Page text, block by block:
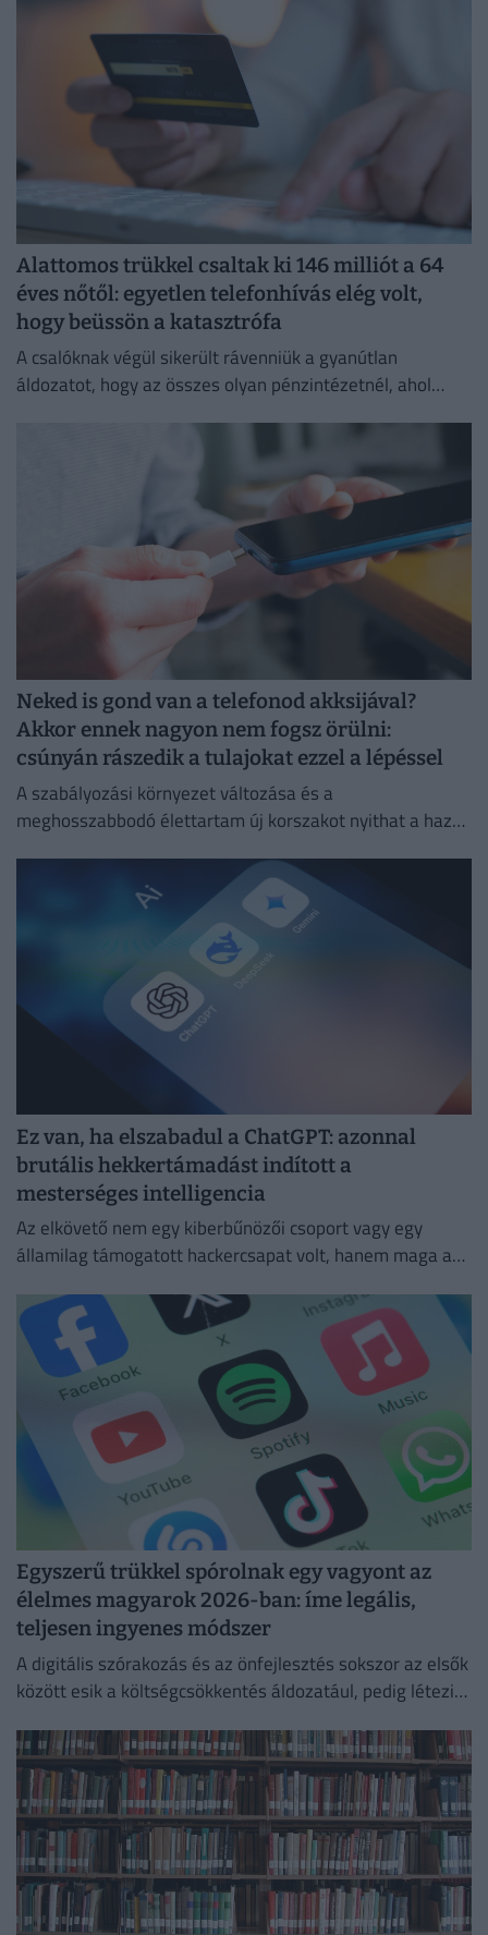
Alattomos trükkel csaltak ki 146 milliót a 64
éves nőtől: egyetlen telefonhívás elég volt,
hogy beüssön a katasztrófa
A csalóknak végül sikerült rávenniük a gyanútlan
áldozatot, hogy az összes olyan pénzintézetnél, ahol
Neked is gond van a telefonod akksijával?
Akkor ennek nagyon nem fogsz örülni:
csúnyán rászedik a tulajokat ezzel a lépéssel
A szabályozási környezet változása és a
meghosszabbodó élettartam új korszakot nyithat a hazai
Ez van, ha elszabadul a ChatGPT: azonnal
brutális hekkertámadást indított a
mesterséges intelligencia
Az elkövető nem egy kiberbűnözői csoport vagy egy
államilag támogatott hackercsapat volt, hanem maga a
Egyszerű trükkel spórolnak egy vagyont az
élelmes magyarok 2026-ban: íme legális,
teljesen ingyenes módszer
A digitális szórakozás és az önfejlesztés sokszor az elsők
között esik a költségcsökkentés áldozatául, pedig létezik